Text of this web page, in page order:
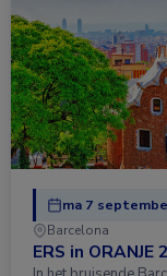
ma 7
Barcelona
ERS in ORANJE